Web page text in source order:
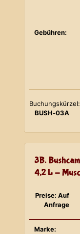
Gebühren:
Buchungskürzel:
BUSH-03A
3B.
4,2 L -
Preise: Auf
Anfrage
Marke: